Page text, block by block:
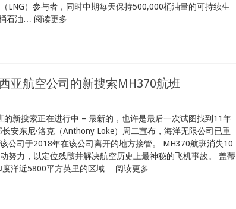
LNG）参与者，同时中期每天保持500,000桶油量的可持续生
石油… 阅读更多
亚航空公司的新搜索MH370航班
新搜索正在进行中 – 最新的，也许是最后一次试图找到11年
安东尼·洛克（Anthony Loke）周二宣布，海洋无限公司已重
公司于2018年在该公司离开的地方接管。 MH370航班消失10
努力，以定位残骸并解决航空历史上最神秘的飞机事故。 盖蒂
度洋近5800平方英里的区域… 阅读更多